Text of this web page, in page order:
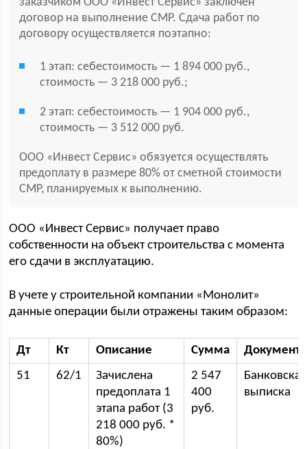
договор на выполнение СМР. Сдача работ по
договору осуществляется поэтапно:
1 этап: себестоимость — 1 894 000 руб.,
стоимость — 3 218 000 руб.;
2 этап: себестоимость — 1 904 000 руб.,
стоимость — 3 512 000 руб.
ООО «Инвест Сервис» обязуется осуществлять
предоплату в размере 80% от сметной стоимости
СМР, планируемых к выполнению.
ООО «Инвест Сервис» получает право
собственности на объект строительства с момента
его сдачи в эксплуатацию.
В учете у строительной компании «Монолит»
данные операции были отражены таким образом:
Дт Кт Описание Сумма
Документ
51
62/1
Зачислена
предоплата 1
этапа работ (3
218 000 руб. *
80%)
2 547
400
руб.
Банковская
выписка